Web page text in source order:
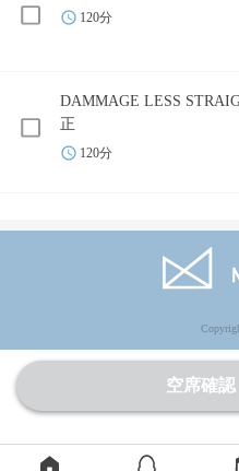
120分
DAMMAGE LESS STRAIGHT ダメージレス
正
120分
空席確